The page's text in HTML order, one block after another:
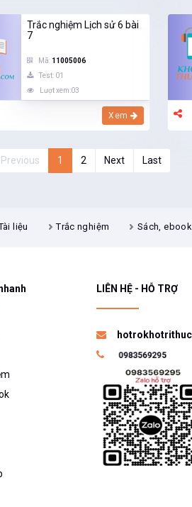
Trắc nghiệm Lịch sử 6 bài
7
Mã: 11005006
Test: 01
Lượt xem:03
Xem
Previous 1 2 Next Last
liệu Trắc nghiệm Sách, ebook
LIÊN HỆ - HỖ TRỢ